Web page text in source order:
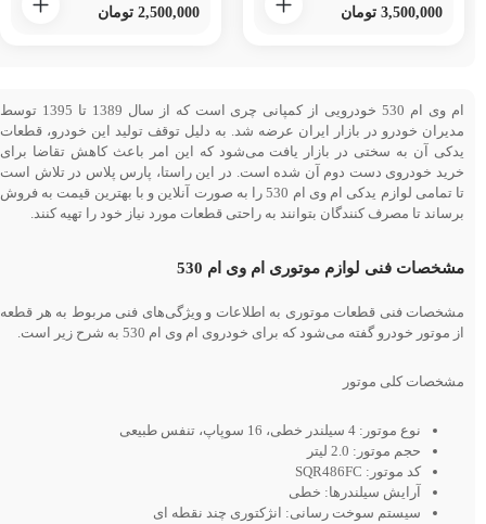
3,500,000 تومان 2,500,000 تومان
ام وی ام 530 خودرویی از کمپانی چری است که از سال 1389 تا 1395 توسط
مدیران خودرو در بازار ایران عرضه شد. به دلیل توقف تولید این خودرو، قطعات
یدکی آن به سختی در بازار یافت می‌شود که این امر باعث کاهش تقاضا برای
خرید خودروی دست دوم آن شده است. در این راستا، پارس پلاس در تلاش است
تا تمامی لوازم یدکی ام وی ام 530 را به صورت آنلاین و با بهترین قیمت به فروش
برساند تا مصرف کنندگان بتوانند به راحتی قطعات مورد نیاز خود را تهیه کنند.
مشخصات فنی لوازم موتوری ام وی ام 530
مشخصات فنی قطعات موتوری به اطلاعات و ویژگی‌های فنی مربوط به هر قطعه
از موتور خودرو گفته می‌شود که برای خودروی ام وی ام 530 به شرح زیر است.
مشخصات کلی موتور
نوع موتور: 4 سیلندر خطی، 16 سوپاپ، تنفس طبیعی
حجم موتور: 2.0 لیتر
کد موتور: SQR486FC
آرایش سیلندرها: خطی
سیستم سوخت رسانی: انژکتوری چند نقطه ای